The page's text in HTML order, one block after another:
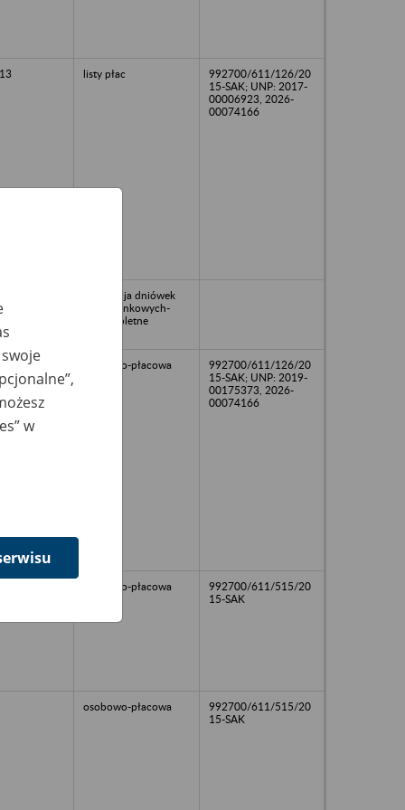
listy płac
992700/611/126/20
15-SAK; UNP: 2017-
00006923, 2026-
00074166
Ewidencja dniówek
obrachunkowych-
niekompletne
osobowo-płacowa
992700/611/126/20
15-SAK; UNP: 2019-
00175373, 2026-
00074166
osobowo-płacowa
992700/611/515/20
15-SAK
osobowo-płacowa
992700/611/515/20
15-SAK
w